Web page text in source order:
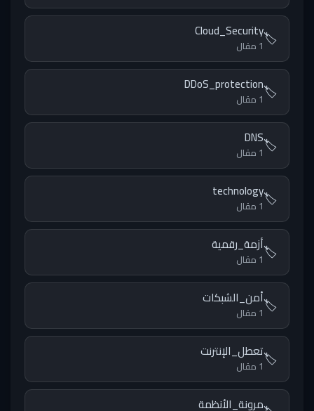
🏷️
Cloud_Security
1 مقال
🏷️
DDoS_protection
1 مقال
🏷️
DNS
1 مقال
🏷️
technology
1 مقال
🏷️أزمة_رقمية
1 مقال
🏷️أمن_الشبكات
1 مقال
🏷️تعطل_الإنترنت
1 مقال
مرونة_الأنظمة